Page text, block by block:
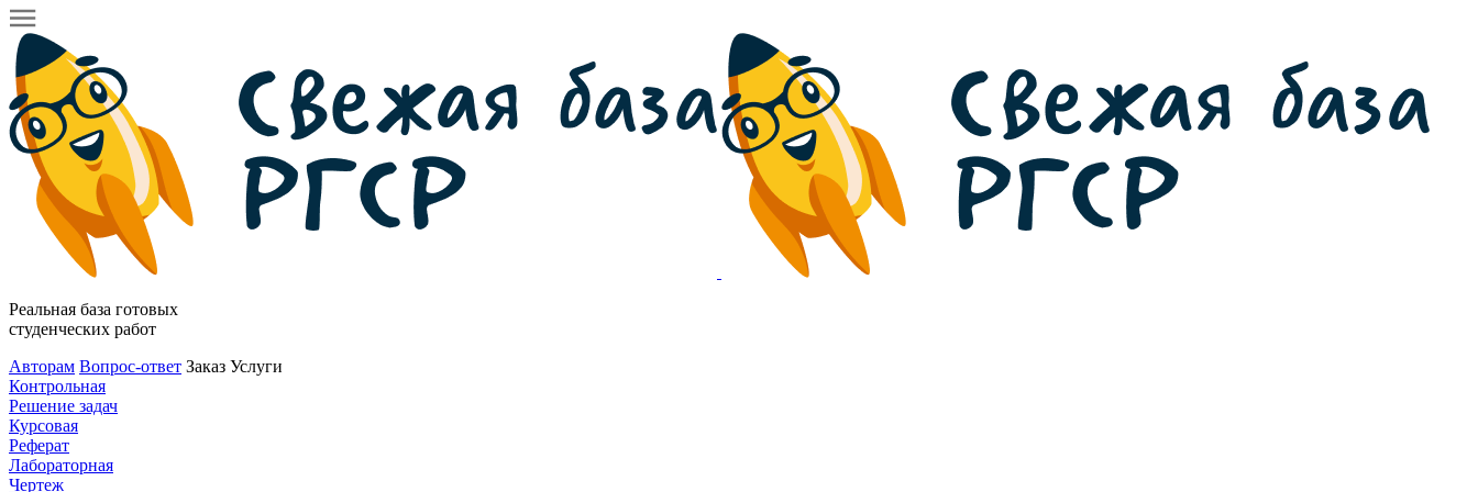
Реальная база готовых
студенческих работ
Авторам Вопрос-ответ Заказ Услуги
Контрольная
Решение задач
Курсовая
Реферат
Лабораторная
Чертеж